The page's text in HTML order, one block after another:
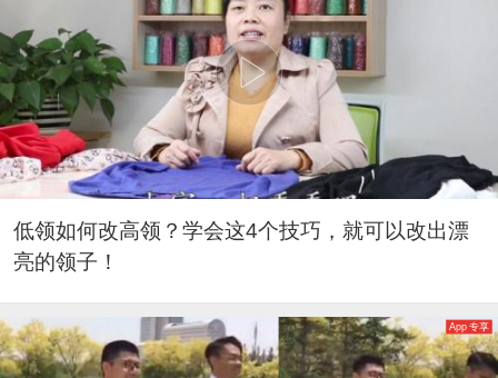
低领如何改高领？学会这4个技巧，就可以改出漂
亮的领子！
App 专享